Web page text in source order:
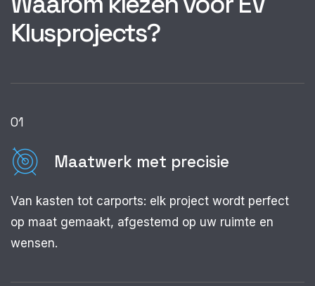
Klusprojects?
01
Maatwerk met precisie
Van kasten tot carports: elk project wordt perfect
op maat gemaakt, afgestemd op uw ruimte en
wensen.